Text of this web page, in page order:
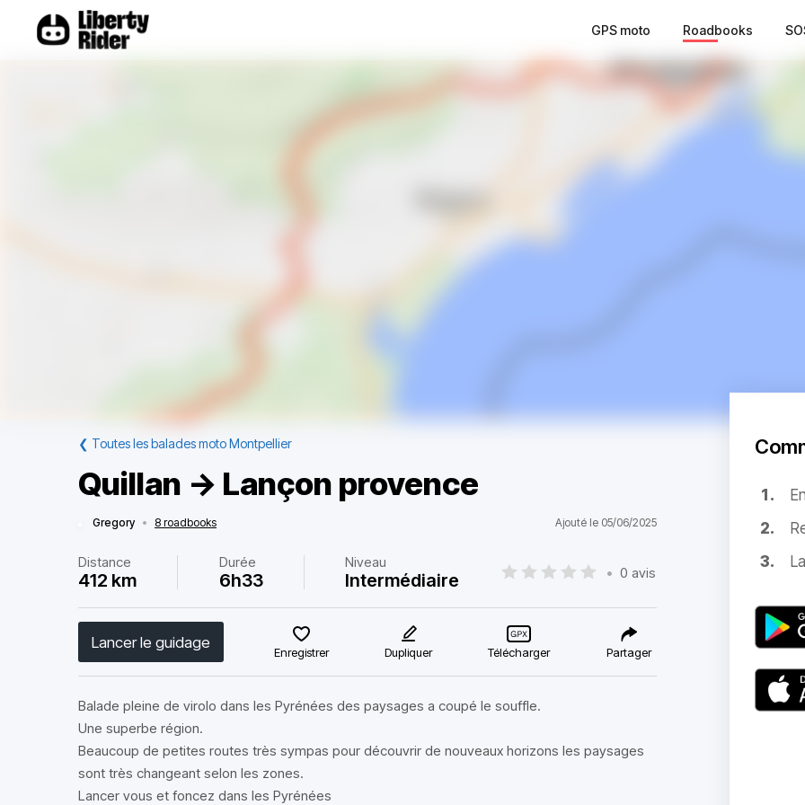
GPS moto Roadbooks
❮ Toutes les balades moto Montpellier
Quillan -> Lançon provence
Gregory • 8 roadbooks Ajouté le 05/06/2025
Distance
412 km
Durée
6h33
Niveau
Intermédiaire • 0 avis
Lancer le guidage
Enregistrer Dupliquer Télécharger Partager
Balade pleine de virolo dans les Pyrénées des paysages a coupé le souffle.
Une superbe région.
Beaucoup de petites routes très sympas pour découvrir de nouveaux horizons les paysages
sont très changeant selon les zones.
Lancer vous et foncez dans les Pyrénées